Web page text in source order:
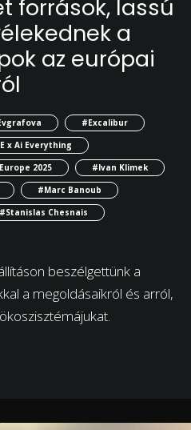
források, lassú
a
az európai
#Excalibur
x Ai Everything
2025
#Ivan Klimek
#Marc Banoub
#Stanislas Chesnais
beszélgettünk a
a megoldásaikról és arról,